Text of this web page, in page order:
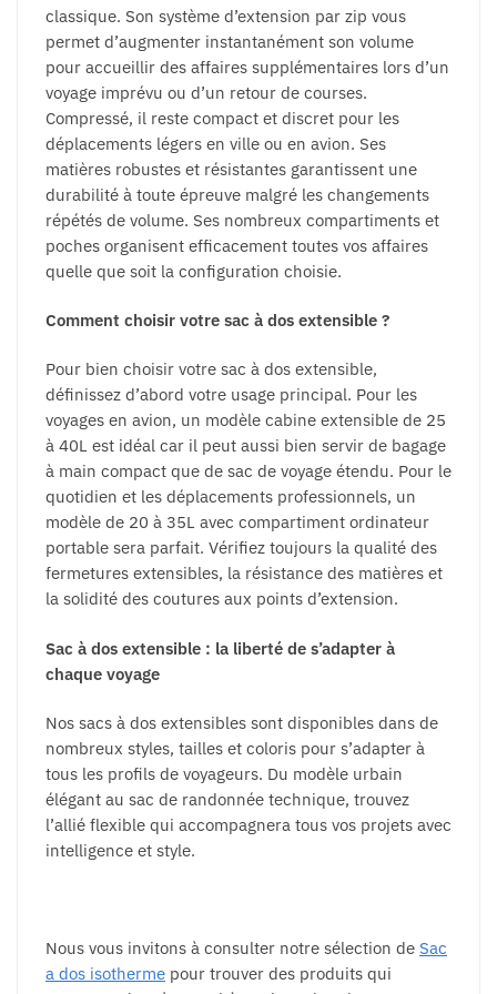
classique. Son système d’extension par zip vous
permet d’augmenter instantanément son volume
pour accueillir des affaires supplémentaires lors d’un
voyage imprévu ou d’un retour de courses.
Compressé, il reste compact et discret pour les
déplacements légers en ville ou en avion. Ses
matières robustes et résistantes garantissent une
durabilité à toute épreuve malgré les changements
répétés de volume. Ses nombreux compartiments et
poches organisent efficacement toutes vos affaires
quelle que soit la configuration choisie.
Comment choisir votre sac à dos extensible ?
Pour bien choisir votre sac à dos extensible,
définissez d’abord votre usage principal. Pour les
voyages en avion, un modèle cabine extensible de 25
à 40L est idéal car il peut aussi bien servir de bagage
à main compact que de sac de voyage étendu. Pour le
quotidien et les déplacements professionnels, un
modèle de 20 à 35L avec compartiment ordinateur
portable sera parfait. Vérifiez toujours la qualité des
fermetures extensibles, la résistance des matières et
la solidité des coutures aux points d’extension.
Sac à dos extensible : la liberté de s’adapter à
chaque voyage
Nos sacs à dos extensibles sont disponibles dans de
nombreux styles, tailles et coloris pour s’adapter à
tous les profils de voyageurs. Du modèle urbain
élégant au sac de randonnée technique, trouvez
l’allié flexible qui accompagnera tous vos projets avec
intelligence et style.
Nous vous invitons à consulter notre sélection de Sac
a dos isotherme pour trouver des produits qui